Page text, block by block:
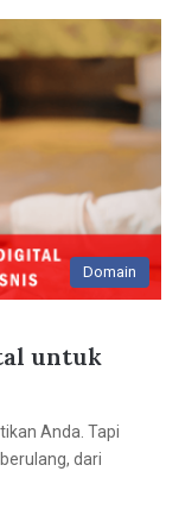
Domain
untuk
Anda. Tapi
dari